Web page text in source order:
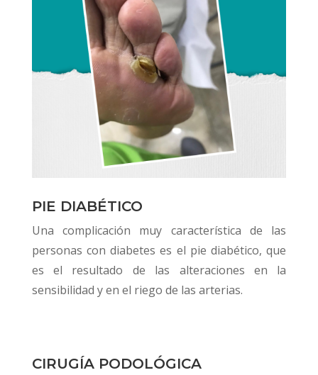
PIE DIABÉTICO
Una complicación muy característica de las
personas con diabetes es el pie diabético, que
es el resultado de las alteraciones en la
sensibilidad y en el riego de las arterias.
CIRUGÍA PODOLÓGICA